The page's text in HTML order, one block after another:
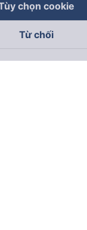
trên
chọn cookie
Từ chối